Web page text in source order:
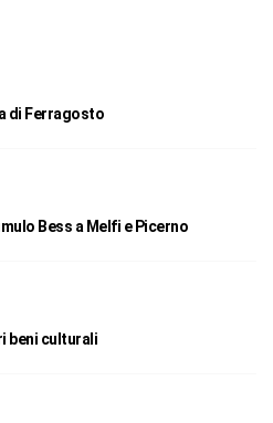
di Ferragosto
Bess a Melfi e Picerno
beni culturali